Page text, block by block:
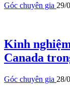
Góc chuyên gia 29/
Kinh
Canada
Góc chuyên gia 28/